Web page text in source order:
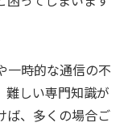
一時的な通信の不
難しい専門知識が
ば、多くの場合ご